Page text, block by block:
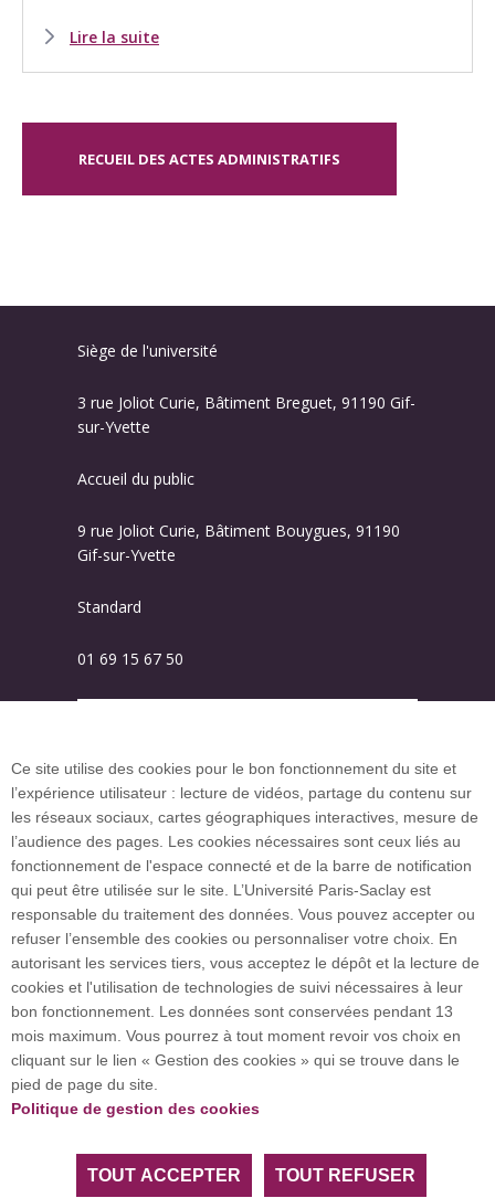
Lire la suite
RECUEIL DES ACTES ADMINISTRATIFS
Siège de l'université
3 rue Joliot Curie, Bâtiment Breguet, 91190 Gif-
sur-Yvette
Accueil du public
9 rue Joliot Curie, Bâtiment Bouygues, 91190
Gif-sur-Yvette
Standard
01 69 15 67 50
Plan du site
Investissement d’avenir (CGI)
Accueil des publics internationaux
L’Université Paris-Saclay coordonne l'Alliance
européenne EUGLOH et est membre des réseaux
européens et internationaux CESAER, EUA, EUF,
Ce site utilise des cookies pour le bon fonctionnement du site et
l’expérience utilisateur : lecture de vidéos, partage du contenu sur
les réseaux sociaux, cartes géographiques interactives, mesure de
l’audience des pages. Les cookies nécessaires sont ceux liés au
fonctionnement de l'espace connecté et de la barre de notification
qui peut être utilisée sur le site. L’Université Paris-Saclay est
responsable du traitement des données. Vous pouvez accepter ou
refuser l’ensemble des cookies ou personnaliser votre choix. En
autorisant les services tiers, vous acceptez le dépôt et la lecture de
cookies et l'utilisation de technologies de suivi nécessaires à leur
bon fonctionnement. Les données sont conservées pendant 13
mois maximum. Vous pourrez à tout moment revoir vos choix en
cliquant sur le lien « Gestion des cookies » qui se trouve dans le
pied de page du site.
Politique de gestion des cookies
TOUT ACCEPTER TOUT REFUSER